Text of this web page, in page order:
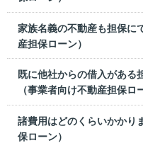
家族名義の不動産も担保に
産担保ローン）
既に他社からの借入がある
（事業者向け不動産担保ロ
諸費用はどのくらいかかり
保ローン）